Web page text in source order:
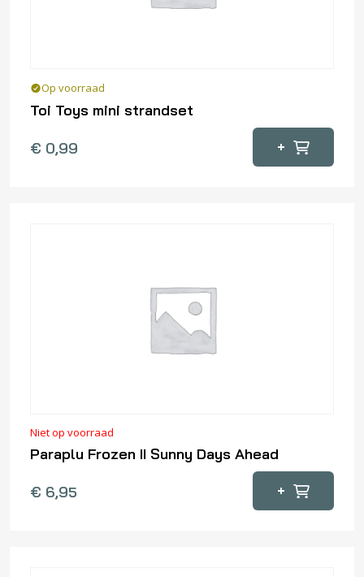
Op voorraad
Toi Toys mini strandset
€ 0,99 +
Niet op voorraad
Paraplu Frozen II Sunny Days Ahead
€ 6,95 +